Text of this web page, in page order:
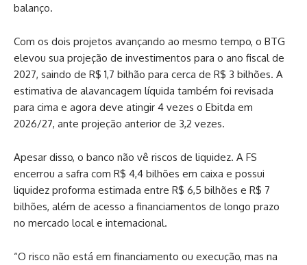
balanço.
Com os dois projetos avançando ao mesmo tempo, o BTG
elevou sua projeção de investimentos para o ano fiscal de
2027, saindo de R$ 1,7 bilhão para cerca de R$ 3 bilhões. A
estimativa de alavancagem líquida também foi revisada
para cima e agora deve atingir 4 vezes o Ebitda em
2026/27, ante projeção anterior de 3,2 vezes.
Apesar disso, o banco não vê riscos de liquidez. A FS
encerrou a safra com R$ 4,4 bilhões em caixa e possui
liquidez proforma estimada entre R$ 6,5 bilhões e R$ 7
bilhões, além de acesso a financiamentos de longo prazo
no mercado local e internacional.
“O risco não está em financiamento ou execução, mas na